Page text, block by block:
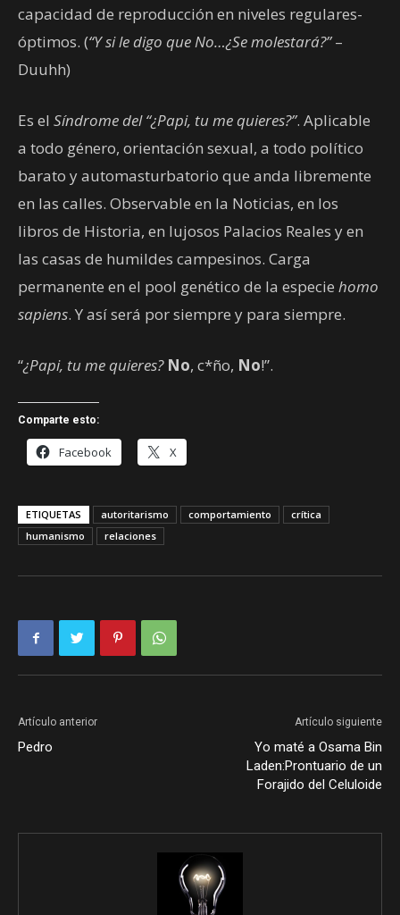
capacidad de reproducción en niveles regulares-
óptimos. (“Y si le digo que No…¿Se molestará?”–
Duuhh)
Es el Síndrome del “¿Papi, tu me quieres?”. Aplicable
a todo género, orientación sexual, a todo político
barato y automasturbatorio que anda libremente
en las calles. Observable en la Noticias, en los
libros de Historia, en lujosos Palacios Reales y en
las casas de humildes campesinos. Carga
permanente en el pool genético de la especie homo
sapiens. Y así será por siempre y para siempre.
“¿Papi, tu me quieres? No, c*ño, No!”.
Comparte esto:
Facebook X
ETIQUETAS autoritarismo comportamiento
crítica
humanismo
relaciones
Artículo anterior
Pedro
Artículo siguiente
Yo maté a Osama Bin
Laden:Prontuario de un
Forajido del Celuloide